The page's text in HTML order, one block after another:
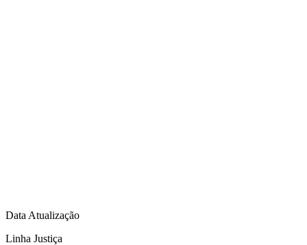
Data Atualização
Linha Justiça